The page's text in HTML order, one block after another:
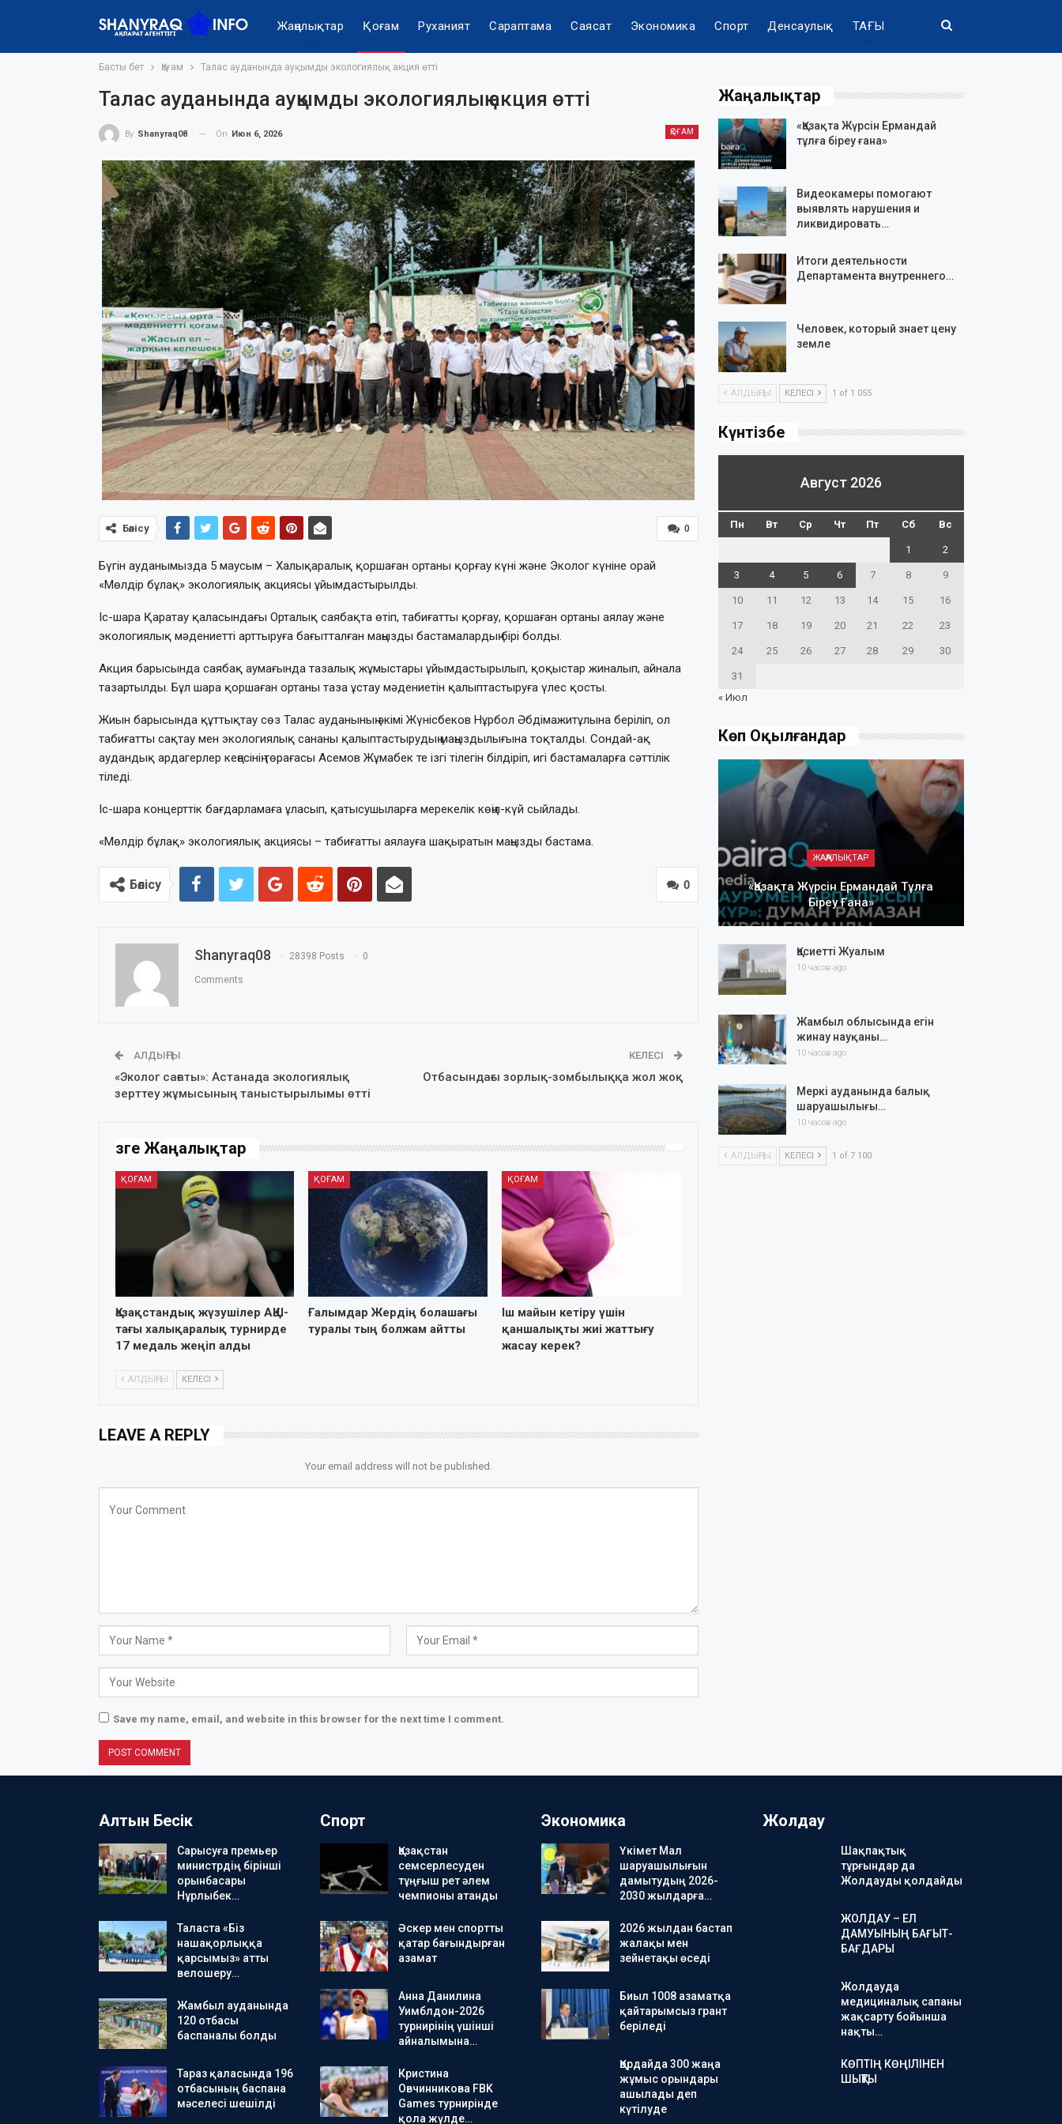
Жаңалықтар Қоғам Руханият Сараптама Саясат Экономика Спорт Денсаулық ТАҒЫ
Басты бет Қоғам Талас ауданында ауқымды экологиялық акция өтті
Талас ауданында ауқымды экологиялық акция өтті
ҚОҒАМ
By Shanyraq08 On Июн 6, 2026
0
Бөлісу
Бүгін ауданымызда 5 маусым – Халықаралық қоршаған ортаны қорғау күні және Эколог күніне орай
«Мөлдір бұлақ» экологиялық акциясы ұйымдастырылды.
Іс-шара Қаратау қаласындағы Орталық саябақта өтіп, табиғатты қорғау, қоршаған ортаны аялау және
экологиялық мәдениетті арттыруға бағытталған маңызды бастамалардың бірі болды.
Акция барысында саябақ аумағында тазалық жұмыстары ұйымдастырылып, қоқыстар жиналып, айнала
тазартылды. Бұл шара қоршаған ортаны таза ұстау мәдениетін қалыптастыруға үлес қосты.
Жиын барысында құттықтау сөз Талас ауданының әкімі Жүнісбеков Нұрбол Әбдімажитұлына беріліп, ол
табиғатты сақтау мен экологиялық сананы қалыптастырудың маңыздылығына тоқталды. Сондай-ақ
аудандық ардагерлер кеңесінің төрағасы Асемов Жұмабек те ізгі тілегін білдіріп, игі бастамаларға сәттілік
тіледі.
Іс-шара концерттік бағдарламаға ұласып, қатысушыларға мерекелік көңіл-күй сыйлады.
«Мөлдір бұлақ» экологиялық акциясы – табиғатты аялауға шақыратын маңызды бастама.
0
Бөлісу
Shanyraq08 28398 Posts 0
Comments
АЛДЫҢҒЫ
«Эколог сағаты»: Астанада экологиялық
зерттеу жұмысының таныстырылымы өтті
КЕЛЕСІ
Отбасындағы зорлық-зомбылыққа жол жоқ
Өзге Жаңалықтар
ҚОҒАМ
Қазақстандық жүзушілер АҚШ-
тағы халықаралық турнирде
17 медаль жеңіп алды
ҚОҒАМ
Ғалымдар Жердің болашағы
туралы тың болжам айтты
ҚОҒАМ
Іш майын кетіру үшін
қаншалықты жиі жаттығу
жасау керек?
АЛДЫҢҒЫ КЕЛЕСІ
LEAVE A REPLY
Your email address will not be published.
Save my name, email, and website in this browser for the next time I comment.
Жаңалықтар
«Қазақта Жүрсін Ермандай
тұлға біреу ғана»
Видеокамеры помогают
выявлять нарушения и
ликвидировать…
Итоги деятельности
Департамента внутреннего…
Человек, который знает цену
земле
АЛДЫҢҒЫ КЕЛЕСІ 1 of 1 055
Күнтізбе
Август 2026
Пн Вт Ср Чт Пт Сб Вс
1 2
3 4 5 6 7 8 9
10 11 12 13 14 15 16
17 18 19 20 21 22 23
24 25 26 27 28 29 30
31
« Июл
Көп Оқылғандар
ЖАҢАЛЫҚТАР
«Қазақта Жүрсін Ермандай Тұлға
Біреу Ғана»
Қасиетті Жуалым
10 часов ago
Жамбыл облысында егін
жинау науқаны…
10 часов ago
Меркі ауданында балық
шаруашылығы…
10 часов ago
АЛДЫҢҒЫ КЕЛЕСІ 1 of 7 100
Алтын Бесік
Сарысуға премьер
министрдің бірінші
орынбасары
Нұрлыбек…
Таласта «Біз
нашақорлыққа
қарсымыз» атты
велошеру…
Жамбыл ауданында
120 отбасы
баспаналы болды
Тараз қаласында 196
отбасының баспана
мәселесі шешілді
Спорт
Қазақстан
семсерлесуден
тұңғыш рет әлем
чемпионы атанды
Әскер мен спортты
қатар бағындырған
азамат
Анна Данилина
Уимблдон-2026
турнирінің үшінші
айналымына…
Кристина
Овчинникова FBK
Games турнирінде
қола жүлде…
Экономика
Үкімет Мал
шаруашылығын
дамытудың 2026-
2030 жылдарға…
2026 жылдан бастап
жалақы мен
зейнетақы өседі
Биыл 1008 азаматқа
қайтарымсыз грант
беріледі
Қордайда 300 жаңа
жұмыс орындары
ашылады деп
күтілуде
Жолдау
Шақпақтық
тұрғындар да
Жолдауды қолдайды
ЖОЛДАУ – ЕЛ
ДАМУЫНЫҢ БАҒЫТ-
БАҒДАРЫ
Жолдауда
медициналық сапаны
жақсарту бойынша
нақты…
КӨПТІҢ КӨҢІЛІНЕН
ШЫҚТЫ